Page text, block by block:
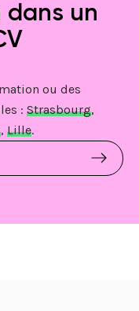
dans un
ou des
: Strasbourg,
, Lille.